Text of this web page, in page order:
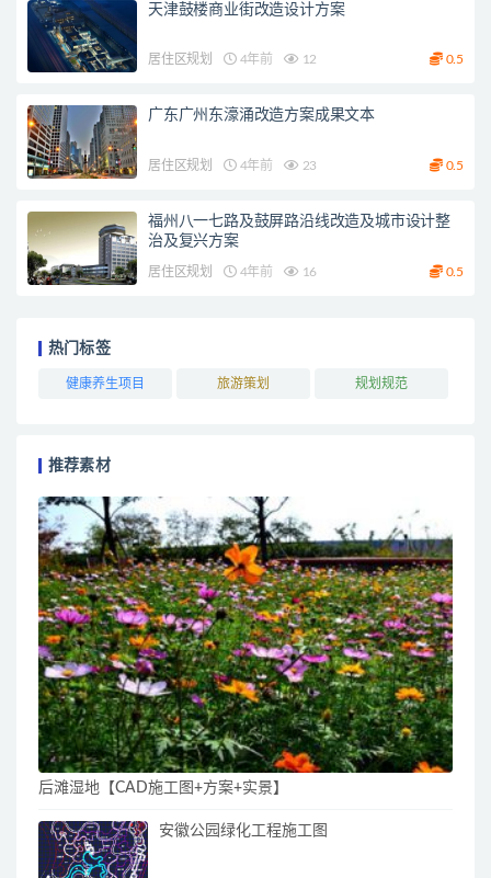
天津鼓楼商业街改造设计方案
居住区规划 4年前 12 0.5
广东广州东濠涌改造方案成果文本
居住区规划 4年前 23 0.5
福州八一七路及鼓屏路沿线改造及城市设计整
治及复兴方案
居住区规划 4年前 16 0.5
热门标签
健康养生项目 旅游策划 规划规范
推荐素材
后滩湿地【CAD施工图+方案+实景】
安徽公园绿化工程施工图